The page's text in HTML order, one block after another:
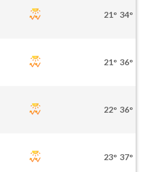
21° 34°
21° 36°
22° 36°
23° 37°